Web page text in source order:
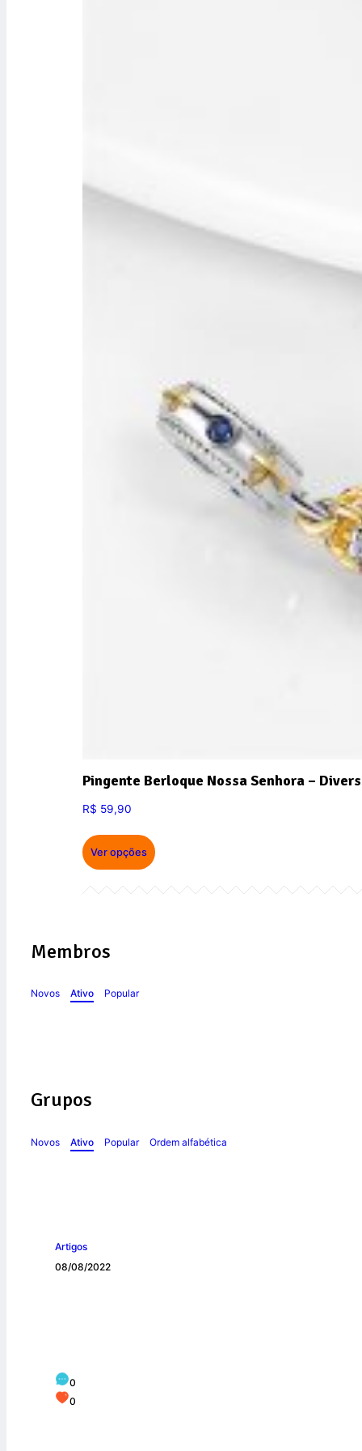
Pingente Berloque Nossa Senhora –
R$ 59,90
Ver opções
Membros
Novos Ativo Popular
Grupos
Novos Ativo Popular Ordem alfabética
Artigos
08/08/2022
0
0